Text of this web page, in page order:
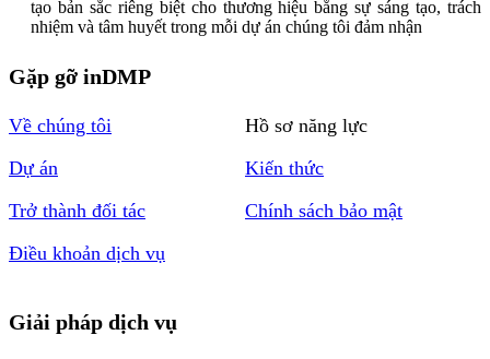
tạo bản sắc riêng biệt cho thương hiệu bằng sự sáng tạo, trách
nhiệm và tâm huyết trong mỗi dự án chúng tôi đảm nhận
Gặp gỡ inDMP
Về chúng tôi
Hồ sơ năng lực
Dự án
Kiến thức
Trở thành đối tác
Chính sách bảo mật
Điều khoản dịch vụ
Giải pháp dịch vụ